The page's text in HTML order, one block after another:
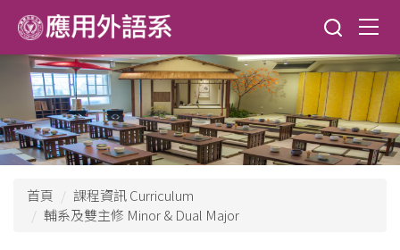
到
主
區
首頁
課程資訊 Curriculum
輔系及雙主修 Minor & Dual Major